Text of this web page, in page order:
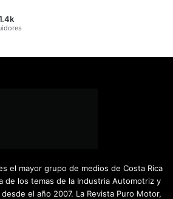
el mayor grupo de medios de Costa Rica
de los temas de la Industria Automotriz y
el año 2007. La Revista Puro Motor,